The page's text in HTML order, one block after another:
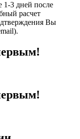
1-3 дней после
расчет
Вы